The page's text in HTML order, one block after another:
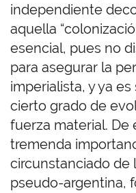
independiente
aquella
esencial, pues no
para asegurar la
imperialista, y ya
cierto grado de
fuerza material. De
tremenda
circunstanciado de
pseudo-argentina,